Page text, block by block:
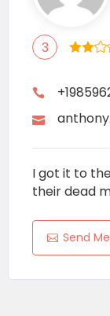
3
I got it to
their dead
Send